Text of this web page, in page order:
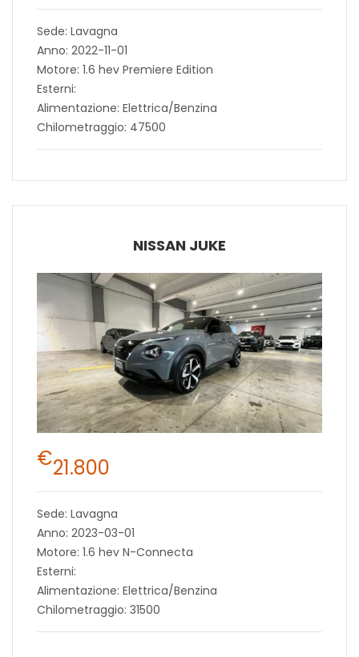
Sede: Lavagna
Anno: 2022-11-01
Motore: 1.6 hev Premiere Edition
Esterni:
Alimentazione: Elettrica/Benzina
Chilometraggio: 47500
NISSAN JUKE
€21.800
Sede: Lavagna
Anno: 2023-03-01
Motore: 1.6 hev N-Connecta
Esterni:
Alimentazione: Elettrica/Benzina
Chilometraggio: 31500